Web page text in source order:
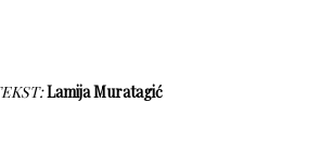
Lamija Muratagić